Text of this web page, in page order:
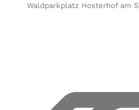
Waldparkplatz Hosterhof am